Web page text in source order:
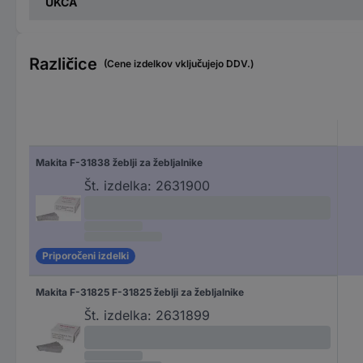
Različice (Cene izdelkov vključujejo DDV.)
Makita F-31838 žeblji za žebljalnike
Št. izdelka: 2631900
Priporočeni izdelki
Makita F-31825 F-31825 žeblji za žebljalnike
Št. izdelka: 2631899